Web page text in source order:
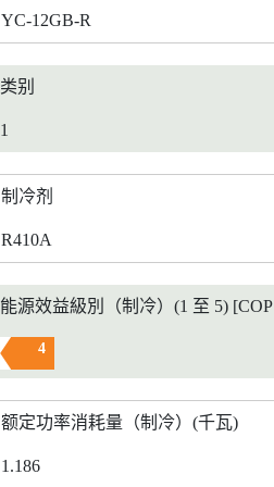
YC-12GB-R
类别
1
制冷剂
R410A
能源效益級別（制冷）(1 至 5) [COP
4
额定功率消耗量（制冷）(千瓦)
1.186